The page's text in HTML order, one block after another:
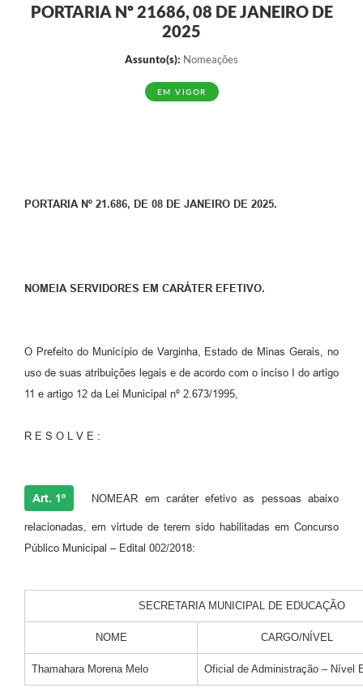
PORTARIA Nº 21686, 08 DE JANEIRO DE
2025
Assunto(s): Nomeações
EM VIGOR
PORTARIA Nº 21.686, DE 08 DE JANEIRO DE 2025.
NOMEIA SERVIDORES EM CARÁTER EFETIVO.
O Prefeito do Município de Varginha, Estado de Minas Gerais, no
uso de suas atribuições legais e de acordo com o inciso I do artigo
11 e artigo 12 da Lei Municipal nº 2.673/1995,
R E S O L V E :
Art. 1º NOMEAR em caráter efetivo as pessoas abaixo
relacionadas, em virtude de terem sido habilitadas em Concurso
Público Municipal – Edital 002/2018:
SECRETARIA MUNICIPAL DE EDUCAÇÃO
NOME CARGO/NÍVEL
Thamahara Morena Melo Oficial de Administração – Nível